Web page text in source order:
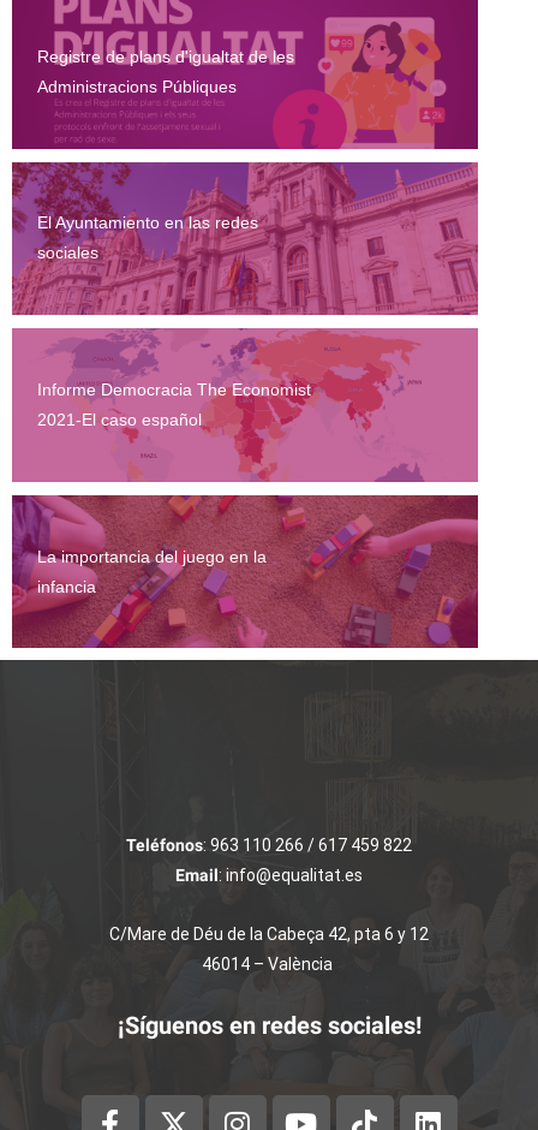
Registre de plans d'igualtat de les
Administracions Públiques
El Ayuntamiento en las redes
sociales
Informe Democracia The Economist
2021-El caso español
La importancia del juego en la
infancia
Teléfonos: 963 110 266 / 617 459 822
Email: info@equalitat.es
C/Mare de Déu de la Cabeça 42, pta 6 y 12
46014 – València
¡Síguenos en redes sociales!